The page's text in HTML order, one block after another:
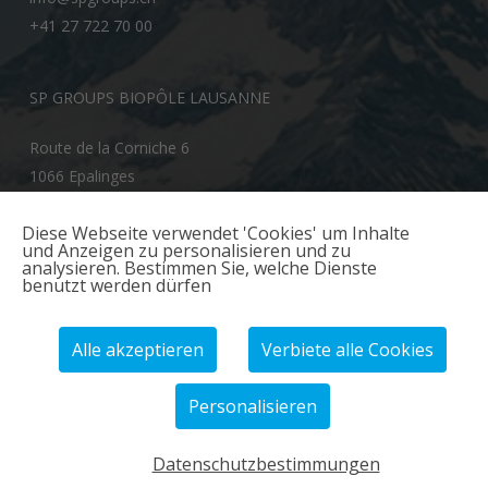
+41 27 722 70 00
SP GROUPS BIOPÔLE LAUSANNE
Route de la Corniche 6
1066 Epalinges
info@spgroups.ch
+41 21 866 70 00
Diese Webseite verwendet 'Cookies' um Inhalte
und Anzeigen zu personalisieren und zu
analysieren. Bestimmen Sie, welche Dienste
benutzt werden dürfen
Alle akzeptieren Verbiete alle Cookies
Personalisieren
Datenschutzbestimmungen